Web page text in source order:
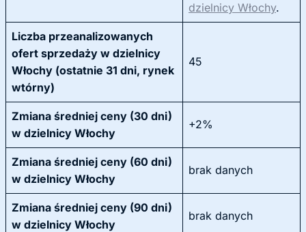
dzielnicy Włochy.
Liczba przeanalizowanych
ofert sprzedaży w dzielnicy
Włochy (ostatnie 31 dni, rynek
wtórny)
45
Zmiana średniej ceny (30 dni)
w dzielnicy Włochy
+2%
Zmiana średniej ceny (60 dni)
w dzielnicy Włochy
brak danych
Zmiana średniej ceny (90 dni)
w dzielnicy Włochy
brak danych